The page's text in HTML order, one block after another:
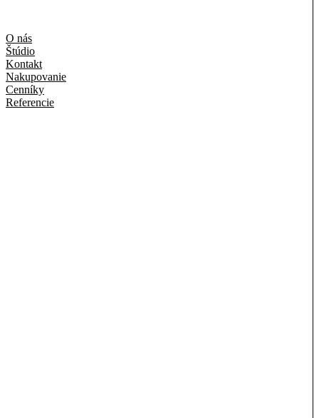
O nás
Štúdio
Kontakt
Nakupovanie
Cenníky
Referencie